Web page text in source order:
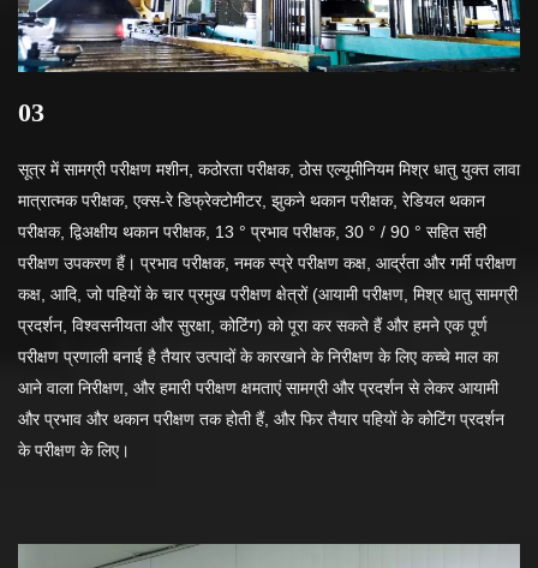
03
सूत्र में सामग्री परीक्षण मशीन, कठोरता परीक्षक, ठोस एल्यूमीनियम मिश्र धातु युक्त लावा
मात्रात्मक परीक्षक, एक्स-रे डिफ्रेक्टोमीटर, झुकने थकान परीक्षक, रेडियल थकान
परीक्षक, द्विअक्षीय थकान परीक्षक, 13 ° प्रभाव परीक्षक, 30 ° / 90 ° सहित सही
परीक्षण उपकरण हैं। प्रभाव परीक्षक, नमक स्प्रे परीक्षण कक्ष, आर्द्रता और गर्मी परीक्षण
कक्ष, आदि, जो पहियों के चार प्रमुख परीक्षण क्षेत्रों (आयामी परीक्षण, मिश्र धातु सामग्री
प्रदर्शन, विश्वसनीयता और सुरक्षा, कोटिंग) को पूरा कर सकते हैं और हमने एक पूर्ण
परीक्षण प्रणाली बनाई है तैयार उत्पादों के कारखाने के निरीक्षण के लिए कच्चे माल का
आने वाला निरीक्षण, और हमारी परीक्षण क्षमताएं सामग्री और प्रदर्शन से लेकर आयामी
और प्रभाव और थकान परीक्षण तक होती हैं, और फिर तैयार पहियों के कोटिंग प्रदर्शन
के परीक्षण के लिए।